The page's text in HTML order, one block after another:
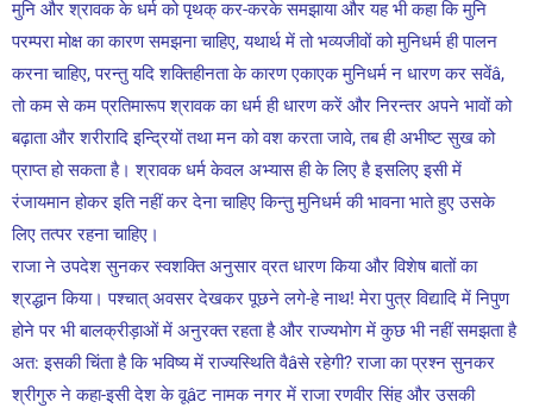
मुनि और श्रावक के धर्म को पृथक् कर-करके समझाया और यह भी कहा कि मुनि
परम्परा मोक्ष का कारण समझना चाहिए, यथार्थ में तो भव्यजीवों को मुनिधर्म ही पालन
करना चाहिए, परन्तु यदि शक्तिहीनता के कारण एकाएक मुनिधर्म न धारण कर सवेंâ,
तो कम से कम प्रतिमारूप श्रावक का धर्म ही धारण करें और निरन्तर अपने भावों को
बढ़ाता और शरीरादि इन्द्रियों तथा मन को वश करता जावे, तब ही अभीष्ट सुख को
प्राप्त हो सकता है। श्रावक धर्म केवल अभ्यास ही के लिए है इसलिए इसी में
रंजायमान होकर इति नहीं कर देना चाहिए किन्तु मुनिधर्म की भावना भाते हुए उसके
लिए तत्पर रहना चाहिए।
राजा ने उपदेश सुनकर स्वशक्ति अनुसार व्रत धारण किया और विशेष बातों का
श्रद्धान किया। पश्चात् अवसर देखकर पूछने लगे-हे नाथ! मेरा पुत्र विद्यादि में निपुण
होने पर भी बालक्रीड़ाओं में अनुरक्त रहता है और राज्यभोग में कुछ भी नहीं समझता है
अत: इसकी चिंता है कि भविष्य में राज्यस्थिति वैâसे रहेगी? राजा का प्रश्न सुनकर
श्रीगुरु ने कहा-इसी देश के वूâट नामक नगर में राजा रणवीर सिंह और उसकी